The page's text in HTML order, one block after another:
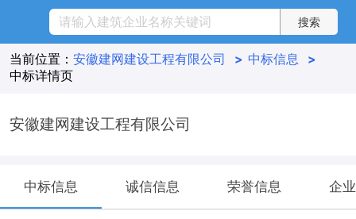
当前位置： 安徽建网建设工程有限公司 > 中标信息
>
中标详情页
安徽建网建设工程有限公司
中标信息 诚信信息 荣誉信息 企